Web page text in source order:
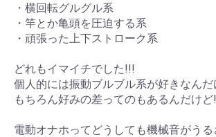
・横回転グルグル系
・竿とか亀頭を圧迫する系
・頑張った上下ストローク系
どれもイマイチでした!!!
個人的には振動ブルブル系が好きなんだ
もちろん好みの差ってのもあるんだけど
電動オナホってどうしても機械音がうる